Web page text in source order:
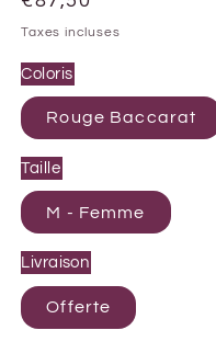
habituel
Taxes incluses
Coloris
Rouge Baccarat
Taille
M - Femme
Livraison
Offerte